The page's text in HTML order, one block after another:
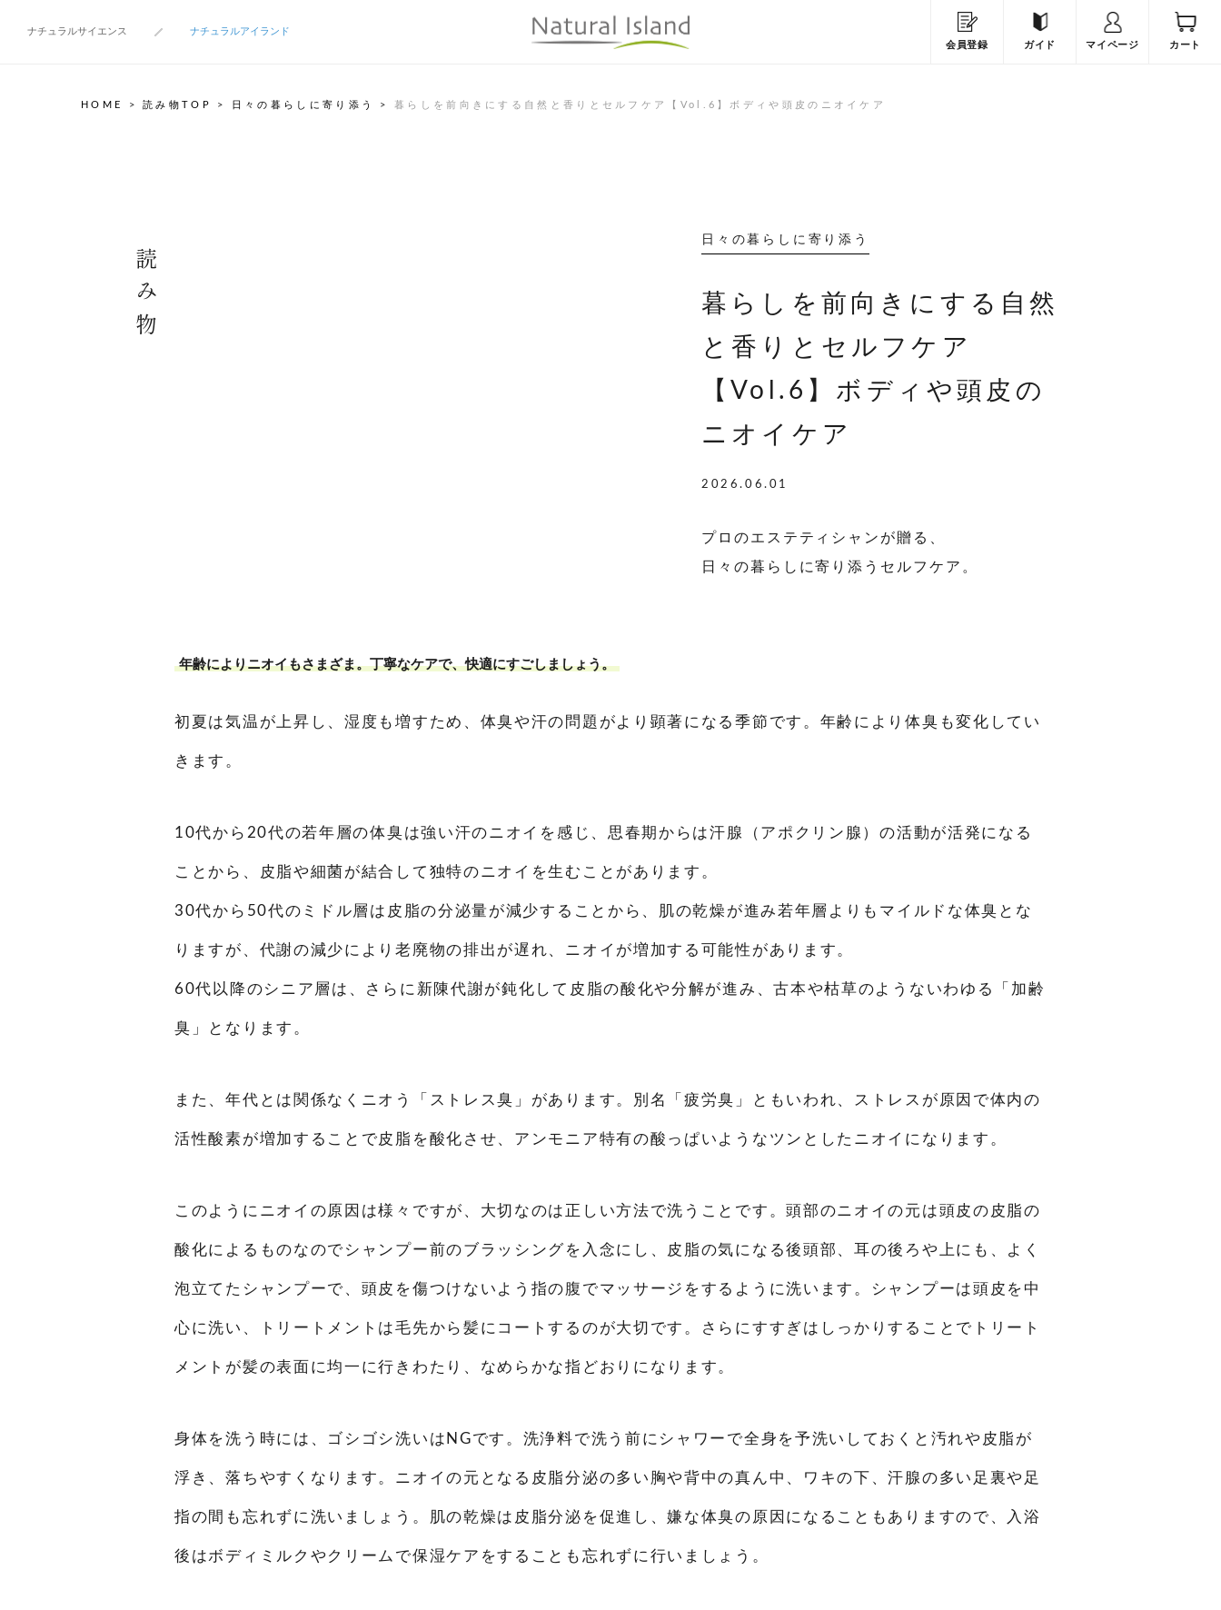
ナチュラルサイエンス
ナチュラルアイランド
会員登録
ガイド マイページ カート
HOME >読み物TOP > 日々の暮らしに寄り添う >暮らしを前向きにする自然と香りとセルフケア【Vol.6】ボディや頭皮のニオイケア
読み物
日々の暮らしに寄り添う
暮らしを前向きにする自然
と香りとセルフケア
【Vol.6】ボディや頭皮の
ニオイケア
2026.06.01
プロのエステティシャンが贈る、
日々の暮らしに寄り添うセルフケア。
年齢によりニオイもさまざま。丁寧なケアで、快適にすごしましょう。
初夏は気温が上昇し、湿度も増すため、体臭や汗の問題がより顕著になる季節です。年齢により体臭も変化してい
きます。
10代から 20代の若年層の体臭は強い汗のニオイを感じ、思春期からは汗腺（アポクリン腺）の活動が活発になる
ことから、皮脂や細菌が結合して独特のニオイを生むことがあります。
30代から 50代のミドル層は皮脂の分泌量が減少することから、肌の乾燥が進み若年層よりもマイルドな体臭とな
りますが、代謝の減少により老廃物の排出が遅れ、ニオイが増加する可能性があります。
60代以降のシニア層は、さらに新陳代謝が鈍化して皮脂の酸化や分解が進み、古本や枯草のようないわゆる「加齢
臭」となります。
また、年代とは関係なくニオう「ストレス臭」があります。別名「疲労臭」ともいわれ、ストレスが原因で体内の
活性酸素が増加することで皮脂を酸化させ、アンモニア特有の酸っぱいようなツンとしたニオイになります。
このようにニオイの原因は様々ですが、大切なのは正しい方法で洗うことです。頭部のニオイの元は頭皮の皮脂の
酸化によるものなのでシャンプー前のブラッシングを入念にし、皮脂の気になる後頭部、耳の後ろや上にも、よく
泡立てたシャンプーで、頭皮を傷つけないよう指の腹でマッサージをするように洗います。シャンプーは頭皮を中
心に洗い、トリートメントは毛先から髪にコートするのが大切です。さらにすすぎはしっかりすることでトリート
メントが髪の表面に均一に行きわたり、なめらかな指どおりになります。
身体を洗う時には、ゴシゴシ洗いは NGです。洗浄料で洗う前にシャワーで全身を予洗いしておくと汚れや皮脂が
浮き、落ちやすくなります。ニオイの元となる皮脂分泌の多い胸や背中の真ん中、ワキの下、汗腺の多い足裏や足
指の間も忘れずに洗いましょう。肌の乾燥は皮脂分泌を促進し、嫌な体臭の原因になることもありますので、入浴
後はボディミルクやクリームで保湿ケアをすることも忘れずに行いましょう。